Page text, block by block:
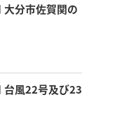
分市佐賀関の
風22号及び23